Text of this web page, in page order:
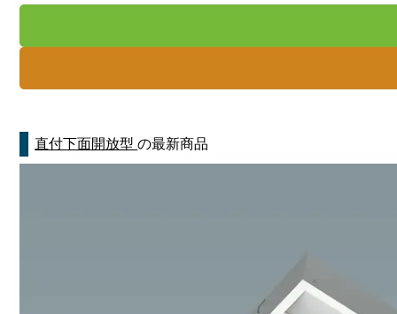
直付下面開放型の最新商品